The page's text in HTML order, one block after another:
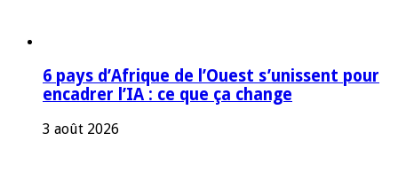
6 pays d’Afrique de l’Ouest s’unissent pour
encadrer l’IA : ce que ça change
3 août 2026